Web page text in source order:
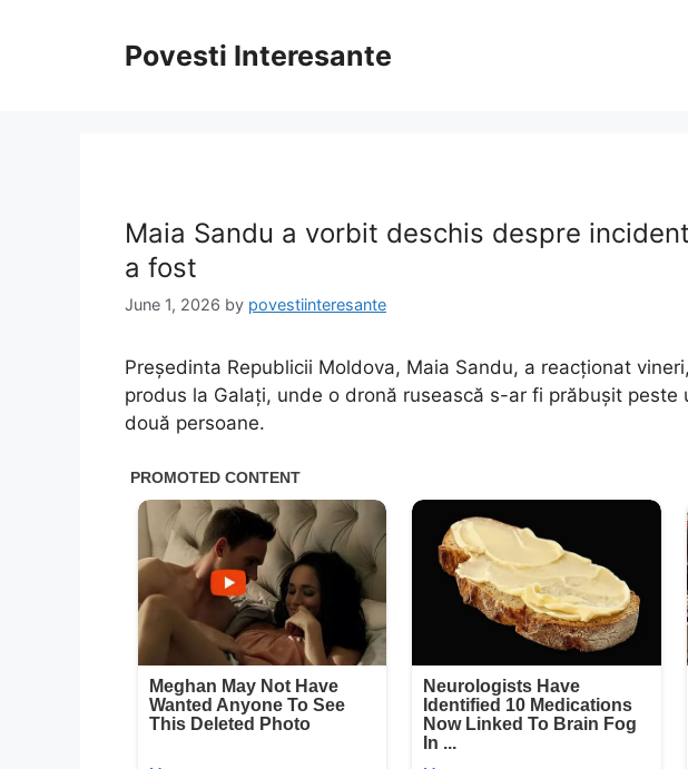
Povesti Interesante
Maia Sandu a vorbit deschis despre
a fost
June 1, 2026 by povestiinteresante
Președinta Republicii Moldova, Maia Sandu, a reacționat
produs la Galați, unde o dronă rusească s-ar fi prăbușit peste
două persoane.